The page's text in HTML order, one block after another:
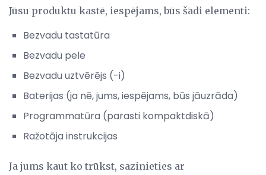
Jūsu produktu kastē, iespējams, būs šādi elementi:
Bezvadu tastatūra
Bezvadu pele
Bezvadu uztvērējs (-i)
Baterijas (ja nē, jums, iespējams, būs jāuzrāda)
Programmatūra (parasti kompaktdiskā)
Ražotāja instrukcijas
Ja jums kaut ko trūkst, sazinieties ar